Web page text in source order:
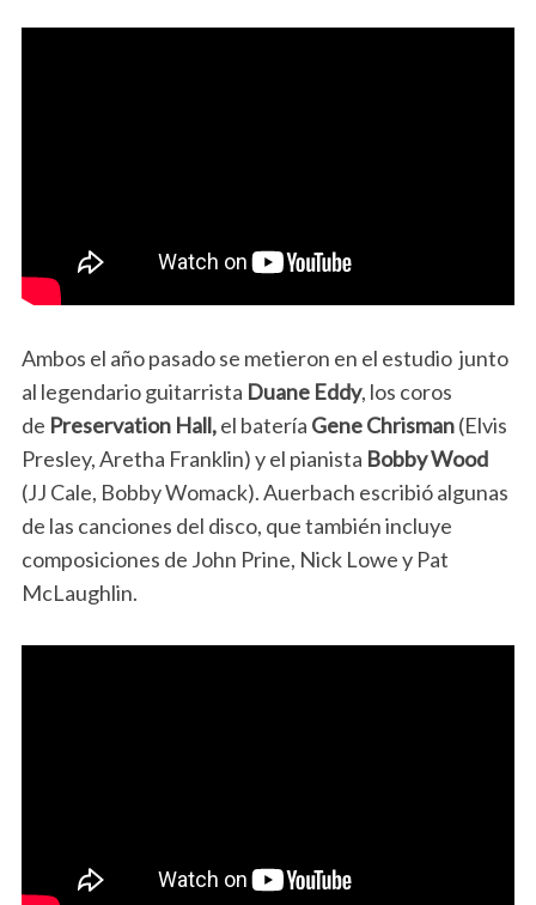
Ambos el año pasado se metieron en el estudio junto
al legendario guitarrista Duane Eddy, los coros
de Preservation Hall,el batería Gene Chrisman(Elvis
Presley, Aretha Franklin) y el pianista Bobby Wood
(JJ Cale, Bobby Womack). Auerbach escribió algunas
de las canciones del disco, que también incluye
composiciones de John Prine, Nick Lowe y Pat
McLaughlin.